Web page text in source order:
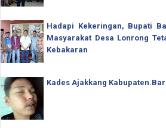
Hadapi Kekeringan, Bupati
Masyarakat Desa Lonrong
Kebakaran
Kades Ajakkang